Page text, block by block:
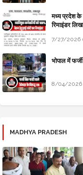
मध्य प्रदेश के
रिमाइंडर
7/27/2026
भोपाल में
8/04/2026
MADHYA PRADESH